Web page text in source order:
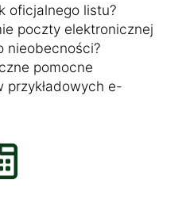
oficjalnego listu?
poczty elektronicznej
nieobecności?
pomocne
przykładowych e-